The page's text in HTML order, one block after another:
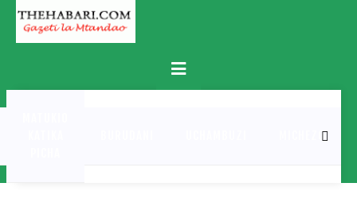
Skip
content
Primary
Menu
MICHEZO